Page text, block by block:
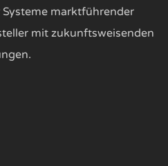
marktführender
mit zukunftsweisenden